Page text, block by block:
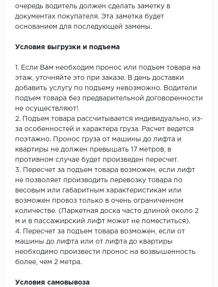
очередь водитель должен сделать заметку в
документах покупателя. Эта заметка будет
основанием для последующей замены.
Условия выгрузки и подъема
1. Если Вам необходим пронос или подъем товара на
этаж, уточняйте это при заказе. В день доставки
добавить услугу по подъему невозможно. Водители
подъем товара без предварительной договоренности
не осуществляют!
2. Подъем товара рассчитывается индивидуально, из-
за особенностей и характера груза. Расчет ведется
поэтажно. Пронос груза от машины до лифта и
квартиры не должен превышать 17 метров, в
противном случае будет произведен пересчет.
3. Пересчет за подъем товара возможен, если лифт
не позволяет производить перевозку товара по
весовым или габаритным характеристикам или
возможен провоз только в очень ограниченном
количестве. (Паркетная доска часто длиной около 2
м и в пассажирский лифт может не поместиться).
4. Пересчет за подъем товара возможен, если от
машины до лифта или от лифта до квартиры
необходимо произвести пронос на возвышенность
более, чем 2 метра.
Условия самовывоза